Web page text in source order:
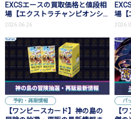
EXCSエースの買取価格と値段相
場【エクストラチャンピオンシ
ップ ベスト64】
2026.06.26
場【
ップ
予約・再販情報
【ワンピースカード】神の島の
パ
【